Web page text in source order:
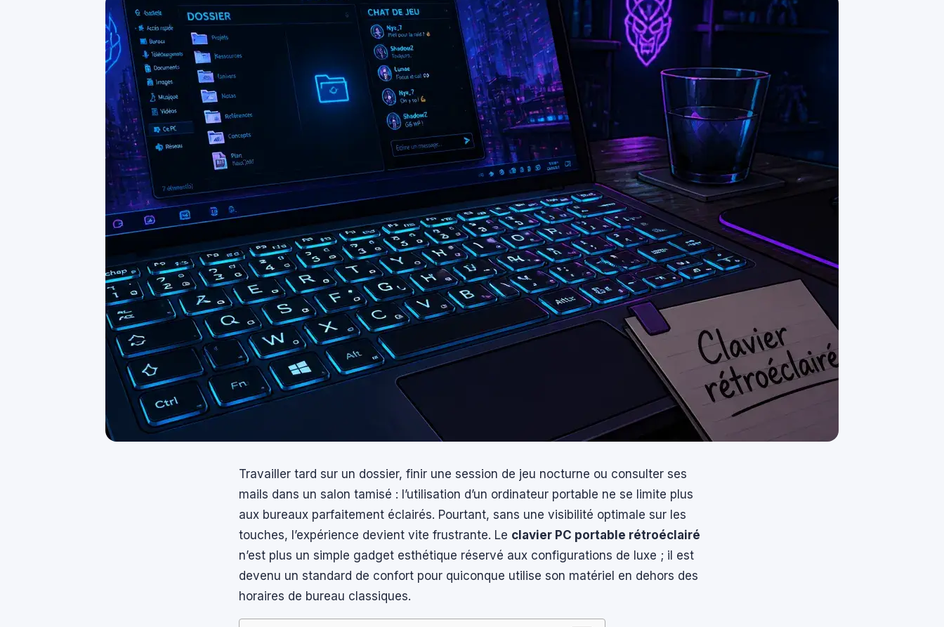
Travailler tard sur un dossier, finir une session de jeu nocturne ou consulter ses
mails dans un salon tamisé : l’utilisation d’un ordinateur portable ne se limite plus
aux bureaux parfaitement éclairés. Pourtant, sans une visibilité optimale sur les
touches, l’expérience devient vite frustrante. Le clavier PC portable rétroéclairé
n’est plus un simple gadget esthétique réservé aux configurations de luxe ; il est
devenu un standard de confort pour quiconque utilise son matériel en dehors des
horaires de bureau classiques.